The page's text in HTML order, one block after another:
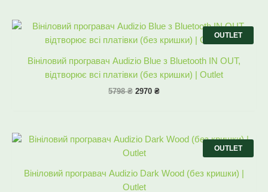
Вініловий програвач Audizio Blue з Bluetooth IN OUT,
відтворює всі платівки (без кришки) | Outlet
5798₴
Оригінальна
ціна:
5798 ₴.
2970 ₴
Поточна
2970 ₴.
OUTLET
Вініловий програвач Audizio Dark Wood (без кришки) |
Outlet
Оригінальна
5998 ₴.
Поточна
OUTLET